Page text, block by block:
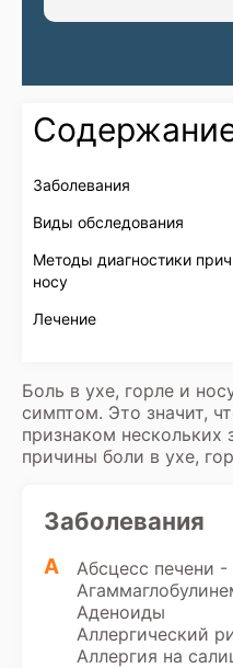
Заболевания
Виды обследования
Методы диагностики
носу
Лечение
Боль в ухе, горле и
симптом. Это значит,
признаком
причины боли в ухе,
Заболевания
А
Абсцесс печени
Аденоиды
Аллергический
Аллергия на